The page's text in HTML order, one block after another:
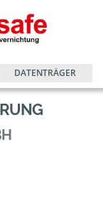
DATENTRÄGER